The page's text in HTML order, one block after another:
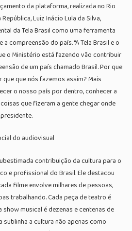
da plataforma, realizada no Rio
Luiz Inácio Lula da Silva,
da Tela Brasil como uma ferramenta
compreensão do país. “A Tela Brasil e o
o Ministério está fazendo vão contribuir
de um país chamado Brasil. Por que
que nós fazemos assim? Mais
o nosso país por dentro, conhecer a
que fizeram a gente chegar onde
do audiovisual
contribuição da cultura para o
e profissional do Brasil. Ele destacou
filme envolve milhares de pessoas,
trabalhando. Cada peça de teatro é
musical é dezenas e centenas de
sublinha a cultura não apenas como